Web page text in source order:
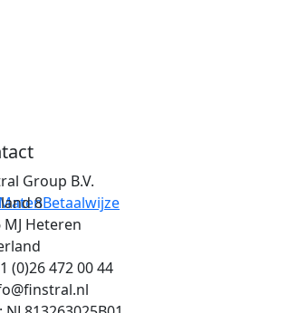
Betaalwijze
Group B.V.
8
MJ Heteren
(0)26 472 00 44